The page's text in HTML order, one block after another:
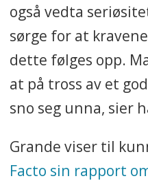
også vedta
sørge for at
dette følges opp.
at på tross av et
sno seg unna, sier
Grande viser til
Facto sin rapport